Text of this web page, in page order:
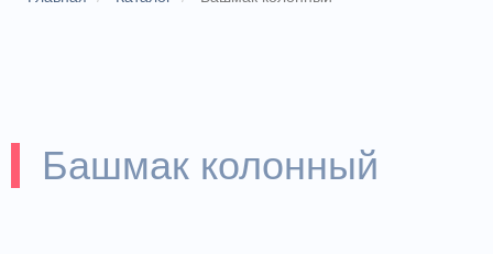
Башмак колонный